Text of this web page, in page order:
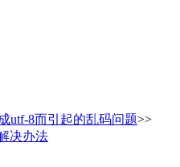
utf-8而引起的乱码问题>>
决办法